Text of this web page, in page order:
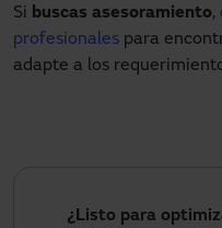
Si buscas asesoramiento,
profesionales para
adapte a los
¿Listo para